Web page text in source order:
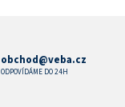
obchod@veba.cz
ODPOVÍDÁME DO 24H